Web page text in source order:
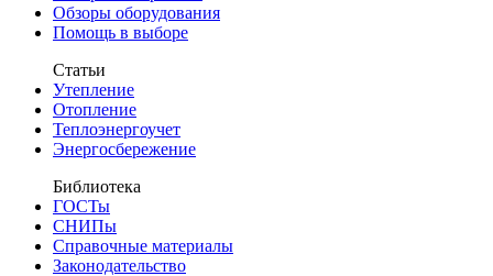
Обзоры оборудования
Помощь в выборе
Статьи
Утепление
Отопление
Теплоэнергоучет
Энергосбережение
Библиотека
ГОСТы
СНИПы
Справочные материалы
Законодательство